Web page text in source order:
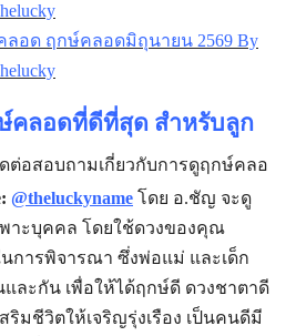
ลอด ฤกษ์คลอดมิถุนายน 2569 By
คลอดที่ดีที่สุด สำหรับลูก
ต่อสอบถามเกี่ยวกับการดูฤกษ์คลอ
@theluckyname โดย อ.ชัญ จะดู
าะบุคคล โดยใช้ดวงของคุณ
ารพิจารณา ซึ่งพ่อแม่ และเด็ก
ละกัน เพื่อให้ได้ฤกษ์ดี ดวงชาตาดี
ริมชีวิตให้เจริญรุ่งเรือง เป็นคนดีมี